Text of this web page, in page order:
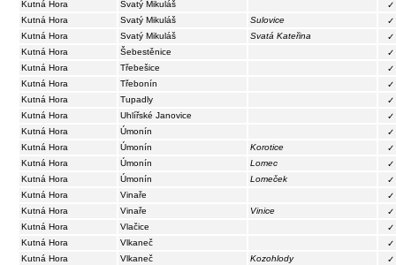
Kutná Hora Svatý Mikuláš
✓
Kutná Hora
Svatý Mikuláš Sulovice
✓
Kutná Hora
Svatý Mikuláš Svatá Kateřina
✓
Kutná Hora
Šebestěnice
✓
Kutná Hora
Třebešice
✓
Kutná Hora
Třebonín
✓
Kutná Hora
Tupadly
✓
Kutná Hora
Uhlířské Janovice
✓
Kutná Hora
Úmonín
✓
Kutná Hora
Úmonín Korotice
✓
Kutná Hora
Úmonín Lomec
✓
Kutná Hora
Úmonín Lomeček
✓
Kutná Hora
Vinaře
✓
Kutná Hora
Vinaře Vinice
✓
Kutná Hora
Vlačice
✓
Kutná Hora
Vlkaneč
✓
Kutná Hora
Vlkaneč Kozohlody
✓